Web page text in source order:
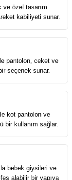
özel tasarım
kabiliyeti sunar.
pantolon, ceket ve
seçenek sunar.
kot pantolon ve
bir kullanım sağlar.
bebek giysileri ve
alabilir bir yapıya